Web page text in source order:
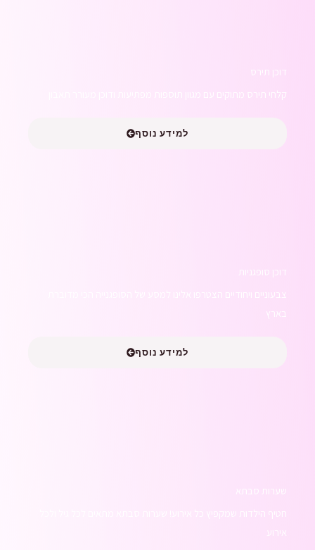
דוכן תירס
קלחי תירס מתוקים עם מגוון תוספות מפתיעות ודוכן מעורר תאבון
למידע נוסף
דוכן סופגניות
צבעוניים ויחודיים הצטרפו אלינו למסע של הסופגנייה הכי מדוברת
בארץ
למידע נוסף
שערות סבתא
חטיף הילדות שמקפיץ כל אירוע! שערות סבתא מתאים לכל גיל ולכל
אירוע